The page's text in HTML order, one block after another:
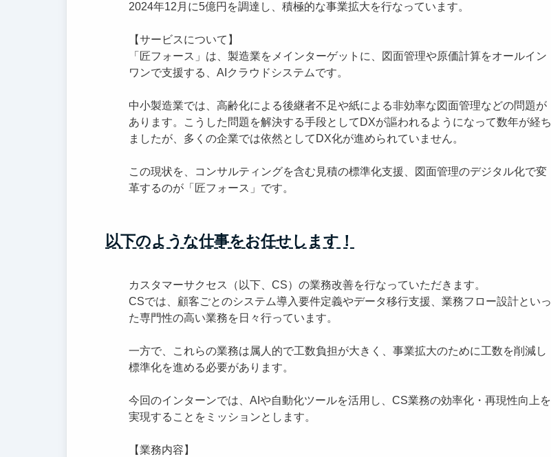
2024年12月に5億円を調達し、積極的な事業拡大を行なっています。
【サービスについて】
「匠フォース」は、製造業をメインターゲットに、図面管理や原価計算をオールイン
ワンで支援する、AIクラウドシステムです。
中小製造業では、高齢化による後継者不足や紙による非効率な図面管理などの問題が
あります。こうした問題を解決する手段としてDXが謳われるようになって数年が経ち
ましたが、多くの企業では依然としてDX化が進められていません。
この現状を、コンサルティングを含む見積の標準化支援、図面管理のデジタル化で変
革するのが「匠フォース」です。
以下のような仕事をお任せします！
カスタマーサクセス（以下、CS）の業務改善を行なっていただきます。
CSでは、顧客ごとのシステム導入要件定義やデータ移行支援、業務フロー設計といっ
た専門性の高い業務を日々行っています。
一方で、これらの業務は属人的で工数負担が大きく、事業拡大のために工数を削減し
標準化を進める必要があります。
今回のインターンでは、AIや自動化ツールを活用し、CS業務の効率化・再現性向上を
実現することをミッションとします。
【業務内容】